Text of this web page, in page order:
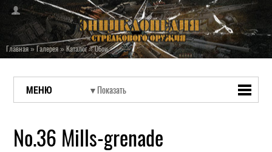
Главная»Галерея»Каталог»Обои
МЕНЮ
No.36 Mills-grenade